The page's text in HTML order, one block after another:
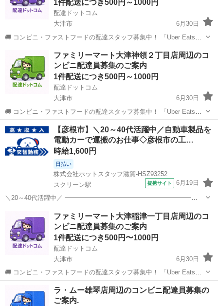
1件配送につき500円～1000円
配達ドットコム
大津市
6月30日
🚚 コンビニ・ファストフードの配達スタッフ募集中！ 「Uber Eats」
や「出前館」のように、配達専用アプリを使ってお仕事するスタイル
です。 オファー内容を見てから、受けるかどうかを自由に選べます！
✅ 業務内容...
ファストフード
ファミリーマート大津神領２丁目店周辺のコ
ンビニ配達員募集のご案内
1件配送につき500円～1000円
配達ドットコム
大津市
6月30日
🚚 コンビニ・ファストフードの配達スタッフ募集中！ 「Uber Eats」
や「出前館」のように、配達専用アプリを使ってお仕事するスタイル
です。 オファー内容を見てから、受けるかどうかを自由に選べます！
✅ 業務内容...
滋賀 大津市 配送 ファミリーマート
【彦根市】＼20～40代活躍中／自動車製品を
電動カーで運搬のお仕事◇彦根市の工…
時給1,600円
日払い
株式会社ホットスタッフ滋賀-HSZ93252
スクリーン駅
提携サイト 6月19日
＼20～40代活躍中／ ━━━━━━━━━━━━━━━━━━━━
【仕事内容】 自動車製品を電動カーで運搬作業 〈具体的には・・・〉
動力車(電動カー)で部材を積んだ台車を運搬したり、空になった台車を
回収する作業をお...
スクリーン駅 配送
ファミリーマート大津稲津一丁目店周辺のコ
ンビニ配達員募集のご案内
1件配送につき500円〜1000円
配達ドットコム
大津市
6月30日
🚚 コンビニ・ファストフードの配達スタッフ募集中！ 「Uber Eats」
や「出前館」のように、配達専用アプリを使ってお仕事するスタイル
です。 オファー内容を見てから、受けるかどうかを自由に選べます！
✅ 業務内容...
ファミリーマート
ラ・ムー雄琴店周辺のコンビニ配達員募集の
ご案内.